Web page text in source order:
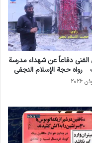
الفني دفاعاً عن شهداء مدرسة
– رواه حجة الإسلام النجفي